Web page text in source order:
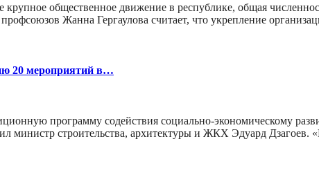
общественное движение в республике, общая
Жанна Гергаулова считает, что укрепление
20 мероприятий в…
программу содействия социально-экономическому
министр строительства, архитектуры и ЖКХ Эдуард